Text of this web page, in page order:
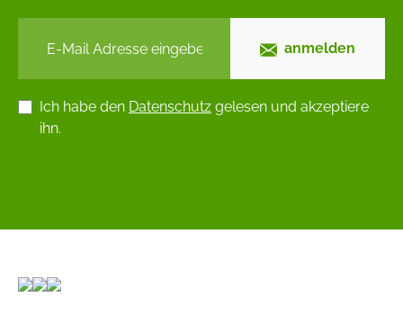
anmelden
Ich habe den Datenschutz gelesen und akzeptiere
ihn.